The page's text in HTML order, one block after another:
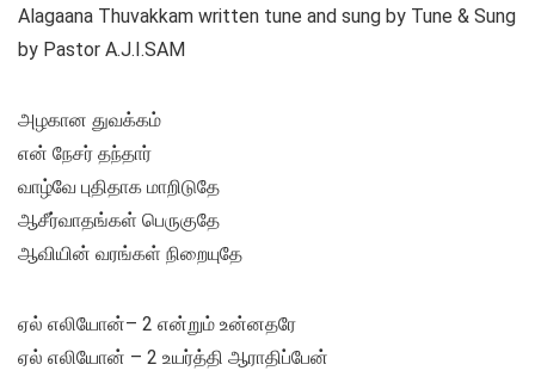
Alagaana Thuvakkam written tune and sung by Tune & Sung
by Pastor A.J.I.SAM
அழகான துவக்கம்
என் நேசர் தந்தார்
வாழ்வே புதிதாக மாறிடுதே
ஆசீர்வாதங்கள் பெருகுதே
ஆவியின் வரங்கள் நிறையுதே
ஏல் எலியோன்– 2 என்றும் உன்னதரே
ஏல் எலியோன் – 2 உயர்த்தி ஆராதிப்பேன்